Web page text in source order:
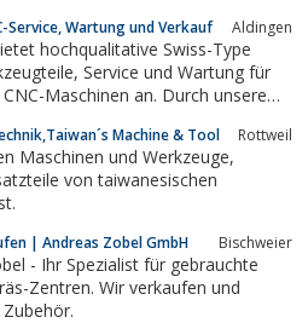
Service, Wartung und Verkauf Aldingen
hochqualitative Swiss-Type
Wartung für
Maschinen an. Durch unsere
allen Belangen rund um CNC-
Machine & Tool Rottweil
Maschinen und Werkzeuge,
von taiwanesischen
| Andreas Zobel GmbH Bischweier
- Ihr Spezialist für gebrauchte
Zentren. Wir verkaufen und